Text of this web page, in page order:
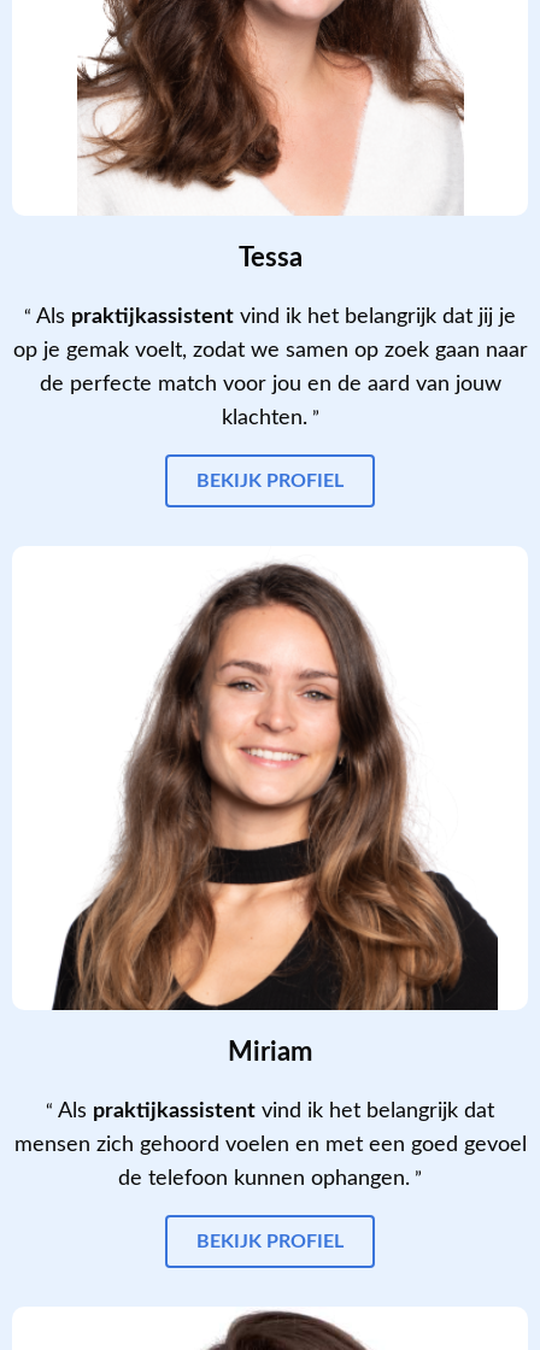
Tessa
Als praktijkassistent vind ik het belangrijk dat jij je
op je gemak voelt, zodat we samen op zoek gaan naar
de perfecte match voor jou en de aard van jouw
klachten.
BEKIJK PROFIEL
Miriam
Als praktijkassistent vind ik het belangrijk dat
mensen zich gehoord voelen en met een goed gevoel
de telefoon kunnen ophangen.
BEKIJK PROFIEL